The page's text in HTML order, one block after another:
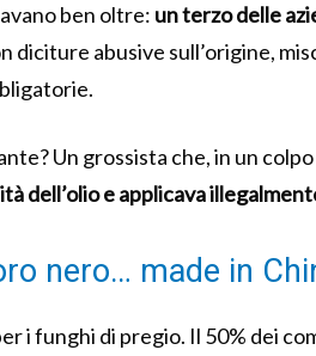
ben oltre: un terzo delle
diciture abusive sull’origine,
Un grossista che, in un
dell’olio e applicava
nero… made in
i funghi di pregio. Il 50% dei